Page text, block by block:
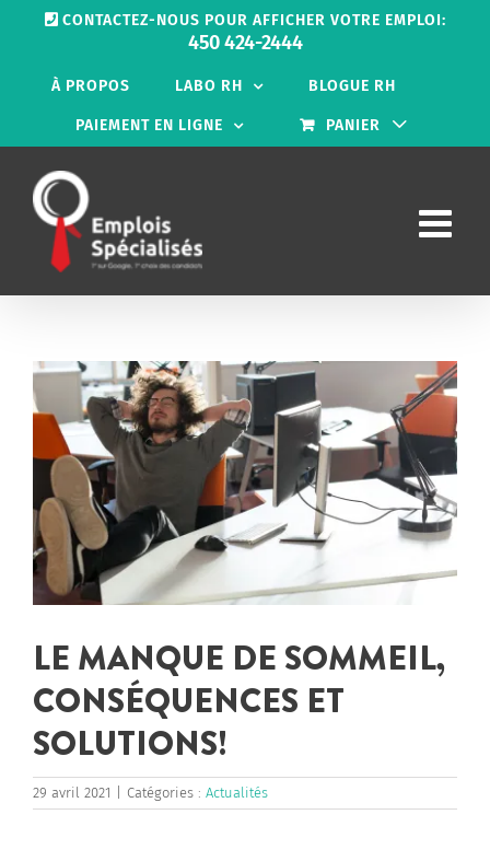
Passer
CONTACTEZ-NOUS POUR AFFICHER VOTRE EMPLOI:
450 424-2444
À PROPOS LABO RH BLOGUE RH
PAIEMENT EN LIGNE PANIER
Voir
l'image
agrandie
LE MANQUE DE SOMMEIL,
CONSÉQUENCES ET
SOLUTIONS!
29 avril 2021 Catégories : Actualités